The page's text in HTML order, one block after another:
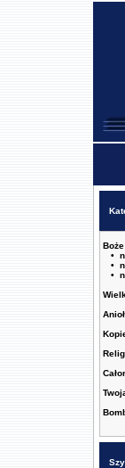
•
•
•